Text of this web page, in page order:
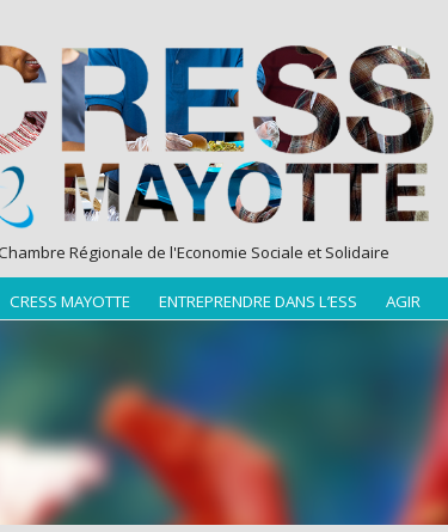
Régionale de l'Economie Sociale et Solidaire
CRESS MAYOTTE ENTREPRENDRE DANS L’ESS AGIR